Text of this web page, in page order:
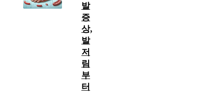
발
증
상,
발
저
림
부
터